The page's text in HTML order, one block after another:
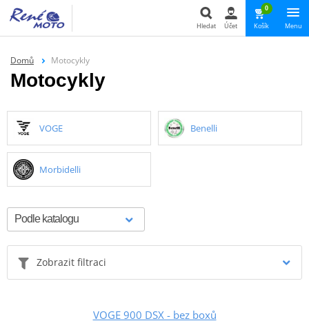
Hledat Účet
0
Košík Menu
Domů Motocykly
Motocykly
VOGE Benelli
Morbidelli
Zobrazit filtraci
VOGE 900 DSX - bez boxů